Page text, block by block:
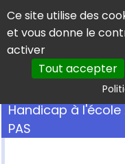
Panneau de gestion
Ce site utilise des
et vous donne le
activer
Tout accepter
Handicap à
PAS